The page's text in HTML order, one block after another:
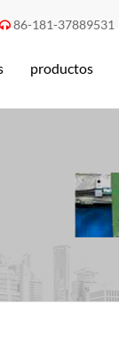
 86-181-37889531
productos